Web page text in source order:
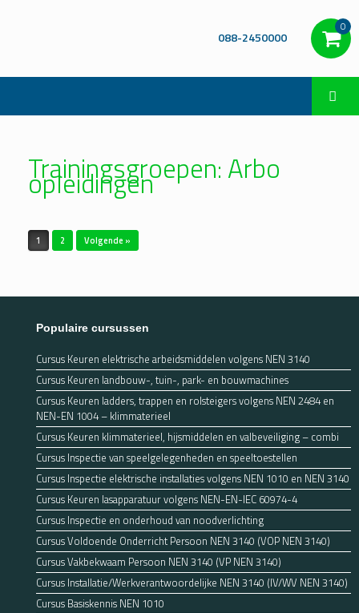
088-2450000
0
Trainingsgroepen: Arbo
opleidingen
1 2 Volgende »
Populaire cursussen
Cursus Keuren elektrische arbeidsmiddelen volgens NEN 3140
Cursus Keuren landbouw-, tuin-, park- en bouwmachines
Cursus Keuren ladders, trappen en rolsteigers volgens NEN 2484 en
NEN-EN 1004 – klimmaterieel
Cursus Keuren klimmaterieel, hijsmiddelen en valbeveiliging – combi
Cursus Inspectie van speelgelegenheden en speeltoestellen
Cursus Inspectie elektrische installaties volgens NEN 1010 en NEN 3140
Cursus Keuren lasapparatuur volgens NEN-EN-IEC 60974-4
Cursus Inspectie en onderhoud van noodverlichting
Cursus Voldoende Onderricht Persoon NEN 3140 (VOP NEN 3140)
Cursus Vakbekwaam Persoon NEN 3140 (VP NEN 3140)
Cursus Installatie/Werkverantwoordelijke NEN 3140 (IV/WV NEN 3140)
Cursus Basiskennis NEN 1010